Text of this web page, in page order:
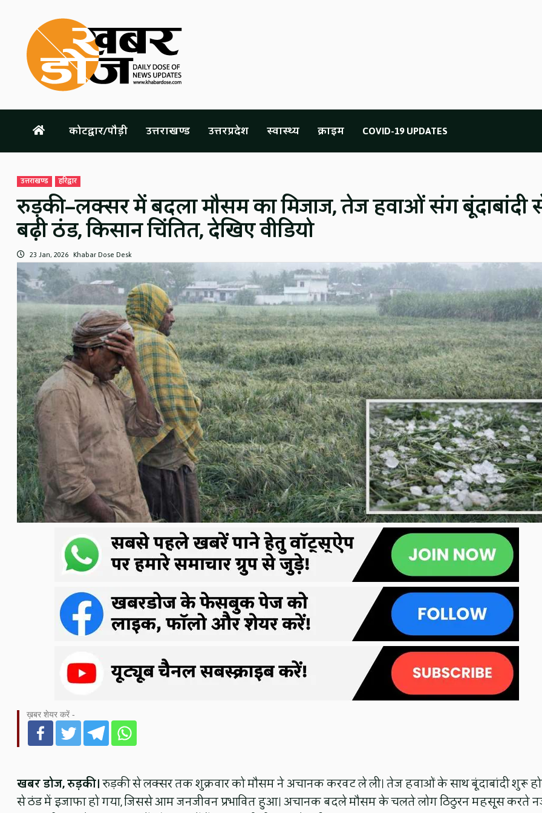
content
कोटद्वार/पौड़ी उत्तराखण्ड उत्तरप्रदेश स्वास्थ्य क्राइम COVID-19 UPDATES
उत्तराखण्ड हरिद्वार
रुड़की–लक्सर में बदला मौसम का मिजाज, तेज हवाओं संग बूंदाबांदी
बढ़ी ठंड, किसान चिंतित, देखिए वीडियो
23 Jan, 2026 Khabar Dose Desk
ख़बर शेयर करें -
खबर डोज, रुड़की।रुड़की से लक्सर तक शुक्रवार को मौसम ने अचानक करवट ले ली। तेज हवाओं के साथ बूंदाबांदी शुरू
से ठंड में इजाफा हो गया, जिससे आम जनजीवन प्रभावित हुआ। अचानक बदले मौसम के चलते लोग ठिठुरन महसूस करते